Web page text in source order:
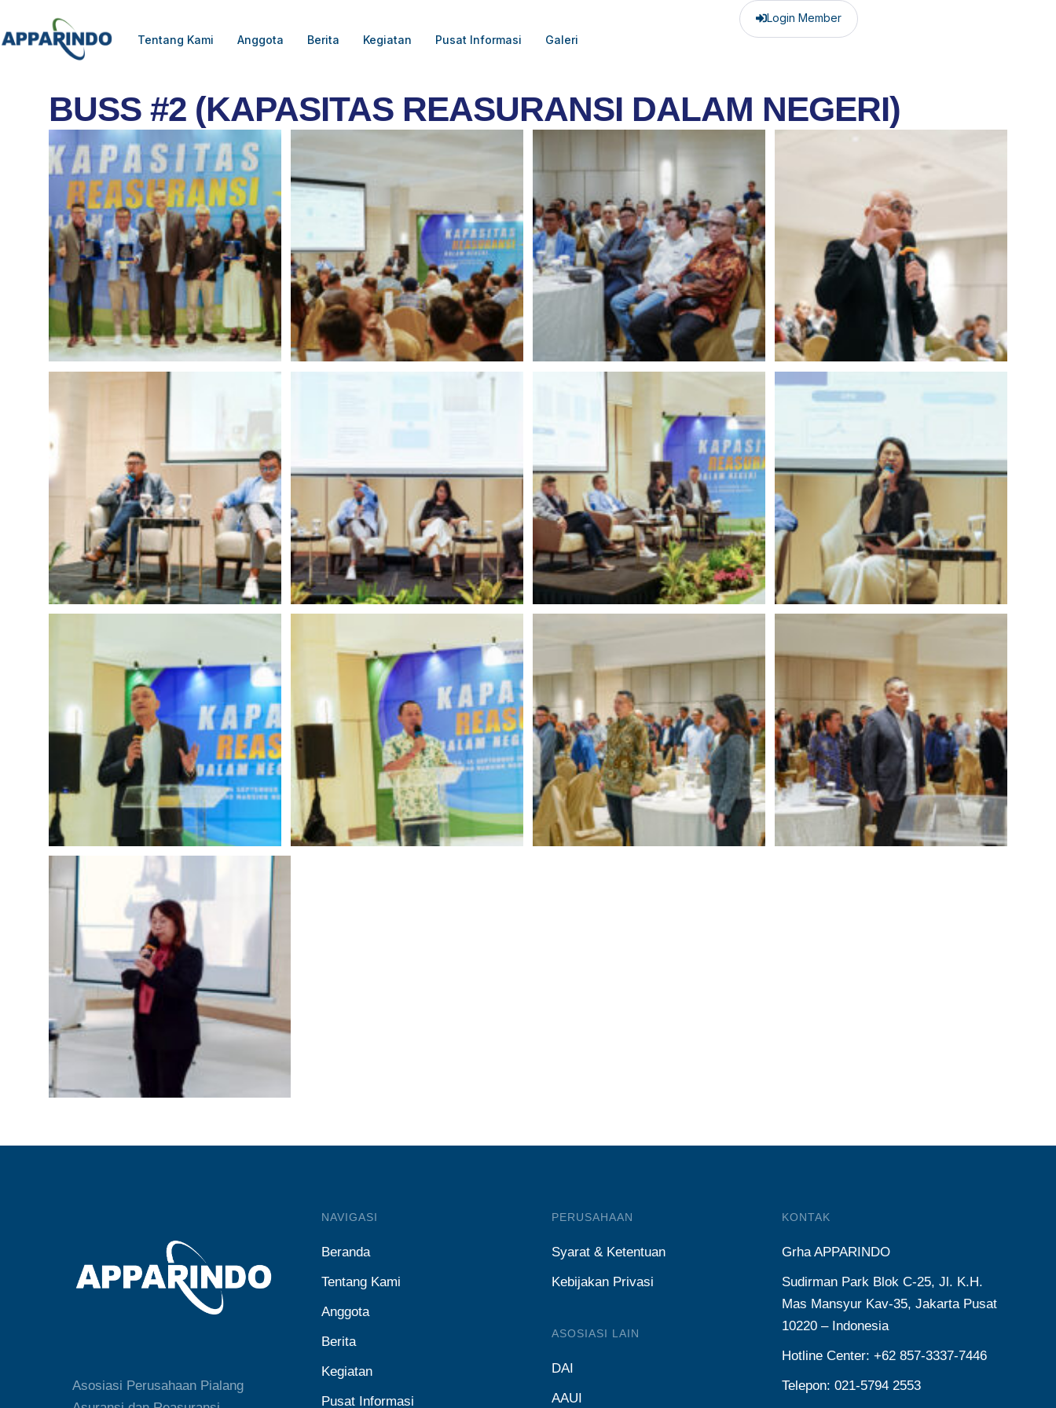
Tentang Kami Anggota Berita Kegiatan Pusat Informasi Galeri
Login Member
BUSS #2 (KAPASITAS REASURANSI DALAM NEGERI)
Asosiasi Perusahaan Pialang
NAVIGASI
Beranda
Tentang Kami
Anggota
Berita
Kegiatan
Pusat Informasi
PERUSAHAAN
Syarat & Ketentuan
Kebijakan Privasi
ASOSIASI LAIN
DAI
AAUI
KONTAK
Grha APPARINDO
Sudirman Park Blok C-25, Jl. K.H.
Mas Mansyur Kav-35, Jakarta Pusat
10220 – Indonesia
Hotline Center: +62 857-3337-7446
Telepon: 021-5794 2553